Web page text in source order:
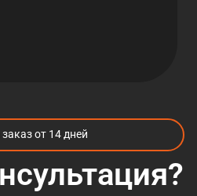
от 14 дней